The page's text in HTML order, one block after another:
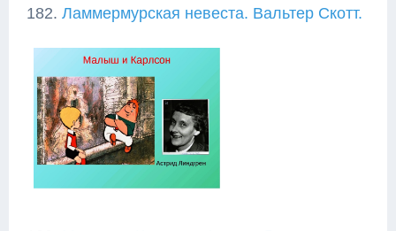
182. Ламмермурская невеста. Вальтер Скотт.